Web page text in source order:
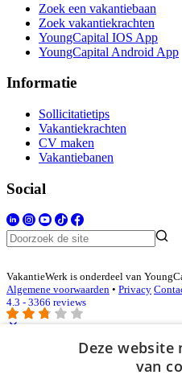
Zoek een vakantiebaan
Zoek vakantiekrachten
YoungCapital IOS App
YoungCapital Android App
Informatie
Sollicitatietips
Vakantiekrachten
CV maken
Vakantiebanen
Social
VakantieWerk is onderdeel van
Algemene voorwaarden • Privacy
4.3 - 3366 reviews
Deze website
van